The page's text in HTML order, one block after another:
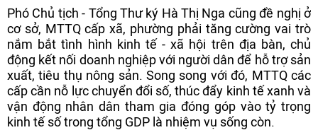
Phó Chủ tịch - Tổng Thư ký Hà Thị Nga cũng đề nghị ở
cơ sở, MTTQ cấp xã, phường phải tăng cường vai trò
nắm bắt tình hình kinh tế - xã hội trên địa bàn, chủ
động kết nối doanh nghiệp với người dân để hỗ trợ sản
xuất, tiêu thụ nông sản. Song song với đó, MTTQ các
cấp cần nỗ lực chuyển đổi số, thúc đẩy kinh tế xanh và
vận động nhân dân tham gia đóng góp vào tỷ trọng
kinh tế số trong tổng GDP là nhiệm vụ sống còn.